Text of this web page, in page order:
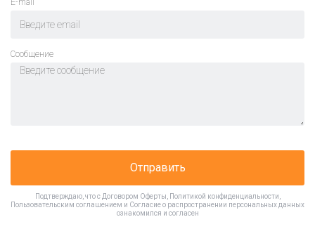
Cообщение
Отправить
Подтверждаю, что с Договором Оферты Политикой конфиденциальности
Пользовательским соглашением и Согласие о распространении персональных данных
ознакомился и согласен